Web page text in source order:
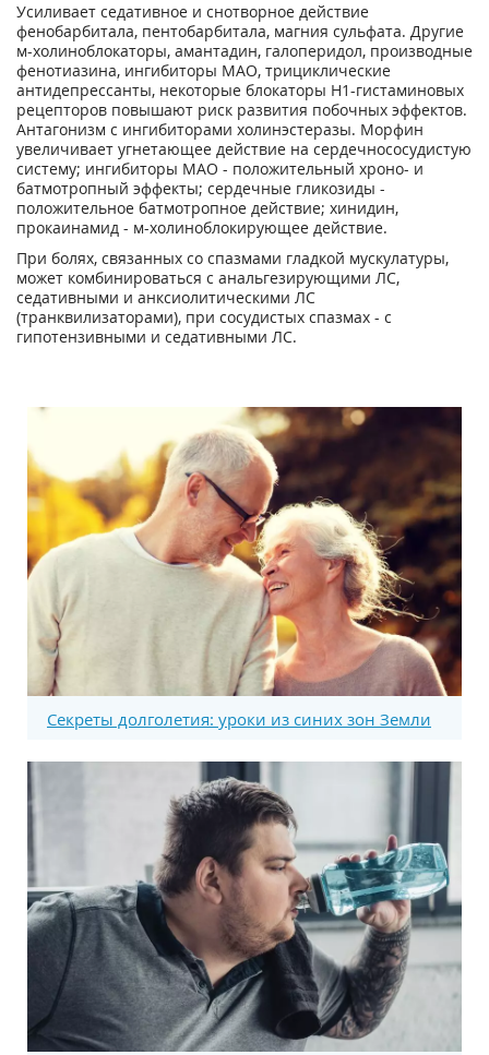
Усиливает седативное и снотворное действие
фенобарбитала, пентобарбитала, магния сульфата. Другие
м-холиноблокаторы, амантадин, галоперидол, производные
фенотиазина, ингибиторы МАО, трициклические
антидепрессанты, некоторые блокаторы Н1-гистаминовых
рецепторов повышают риск развития побочных эффектов.
Антагонизм с ингибиторами холинэстеразы. Морфин
увеличивает угнетающее действие на сердечнососудистую
систему; ингибиторы МАО - положительный хроно- и
батмотропный эффекты; сердечные гликозиды -
положительное батмотропное действие; хинидин,
прокаинамид - м-холиноблокирующее действие.
При болях, связанных со спазмами гладкой мускулатуры,
может комбинироваться с анальгезирующими ЛС,
седативными и анксиолитическими ЛС
(транквилизаторами), при сосудистых спазмах - с
гипотензивными и седативными ЛС.
Секреты долголетия: уроки из синих зон Земли